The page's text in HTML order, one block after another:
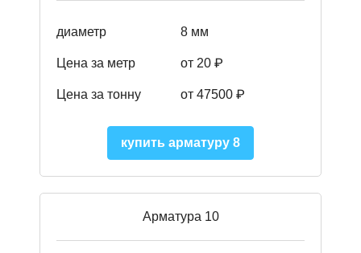
диаметр 8 мм
Цена за метр от 20 ₽
Цена за тонну от 47500 ₽
купить арматуру 8
Арматура 10